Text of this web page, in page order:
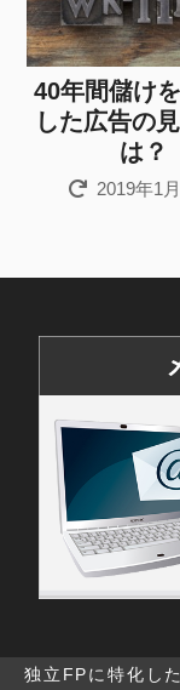
40年間儲け
した広告の
は？
2019年1
独立FPに特化し